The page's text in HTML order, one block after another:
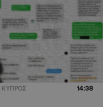
ΚΥΠΡΟΣ 14:38